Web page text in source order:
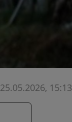
25.05.2026, 15:13